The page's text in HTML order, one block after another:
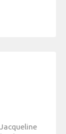
Jacqueline